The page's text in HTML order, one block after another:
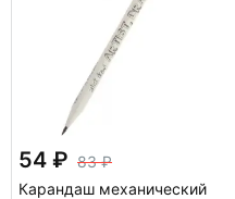
54
83
Карандаш механический